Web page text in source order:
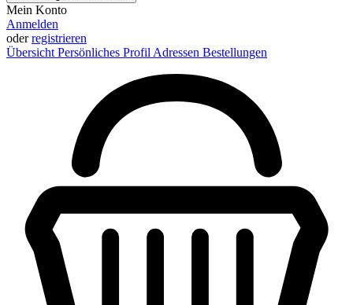
Mein Konto
Anmelden
oderregistrieren
Übersicht Persönliches Profil Adressen Bestellungen